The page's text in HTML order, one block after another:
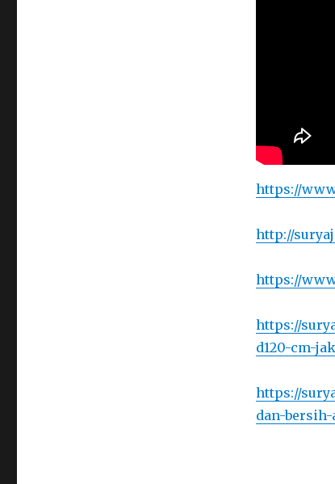
https://
http://
https://
https://
d120-cm-
https://
dan-